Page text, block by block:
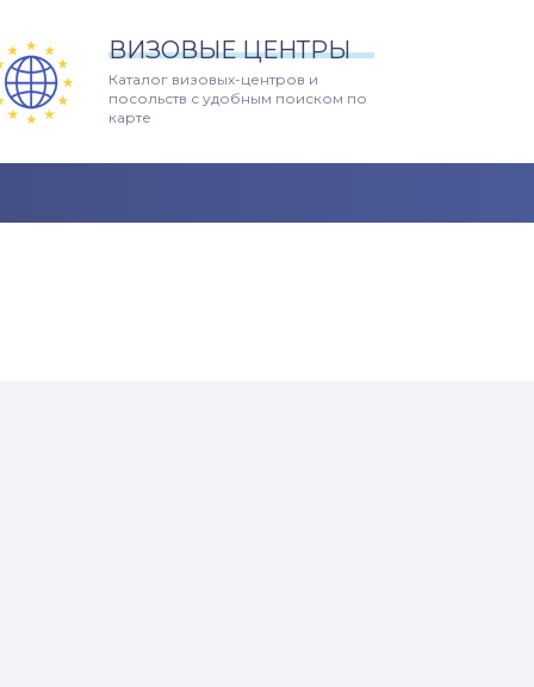
ВИЗОВЫЕ ЦЕНТРЫ
Каталог визовых-центров и
посольств с удобным поиском по
карте